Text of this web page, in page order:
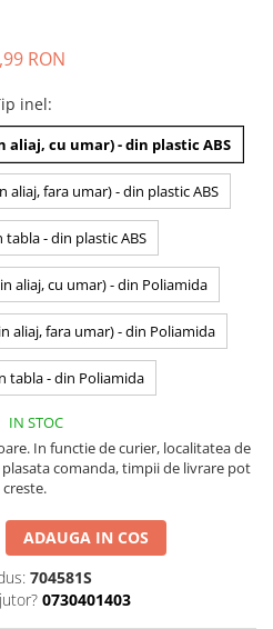
RON
inel:
cu umar) - din plastic ABS
fara umar) - din plastic ABS
- din plastic ABS
aliaj, cu umar) - din Poliamida
aliaj, fara umar) - din Poliamida
tabla - din Poliamida
IN STOC
In functie de curier, localitatea de
comanda, timpii de livrare pot
creste.
ADAUGA IN COS
704581S
0730401403